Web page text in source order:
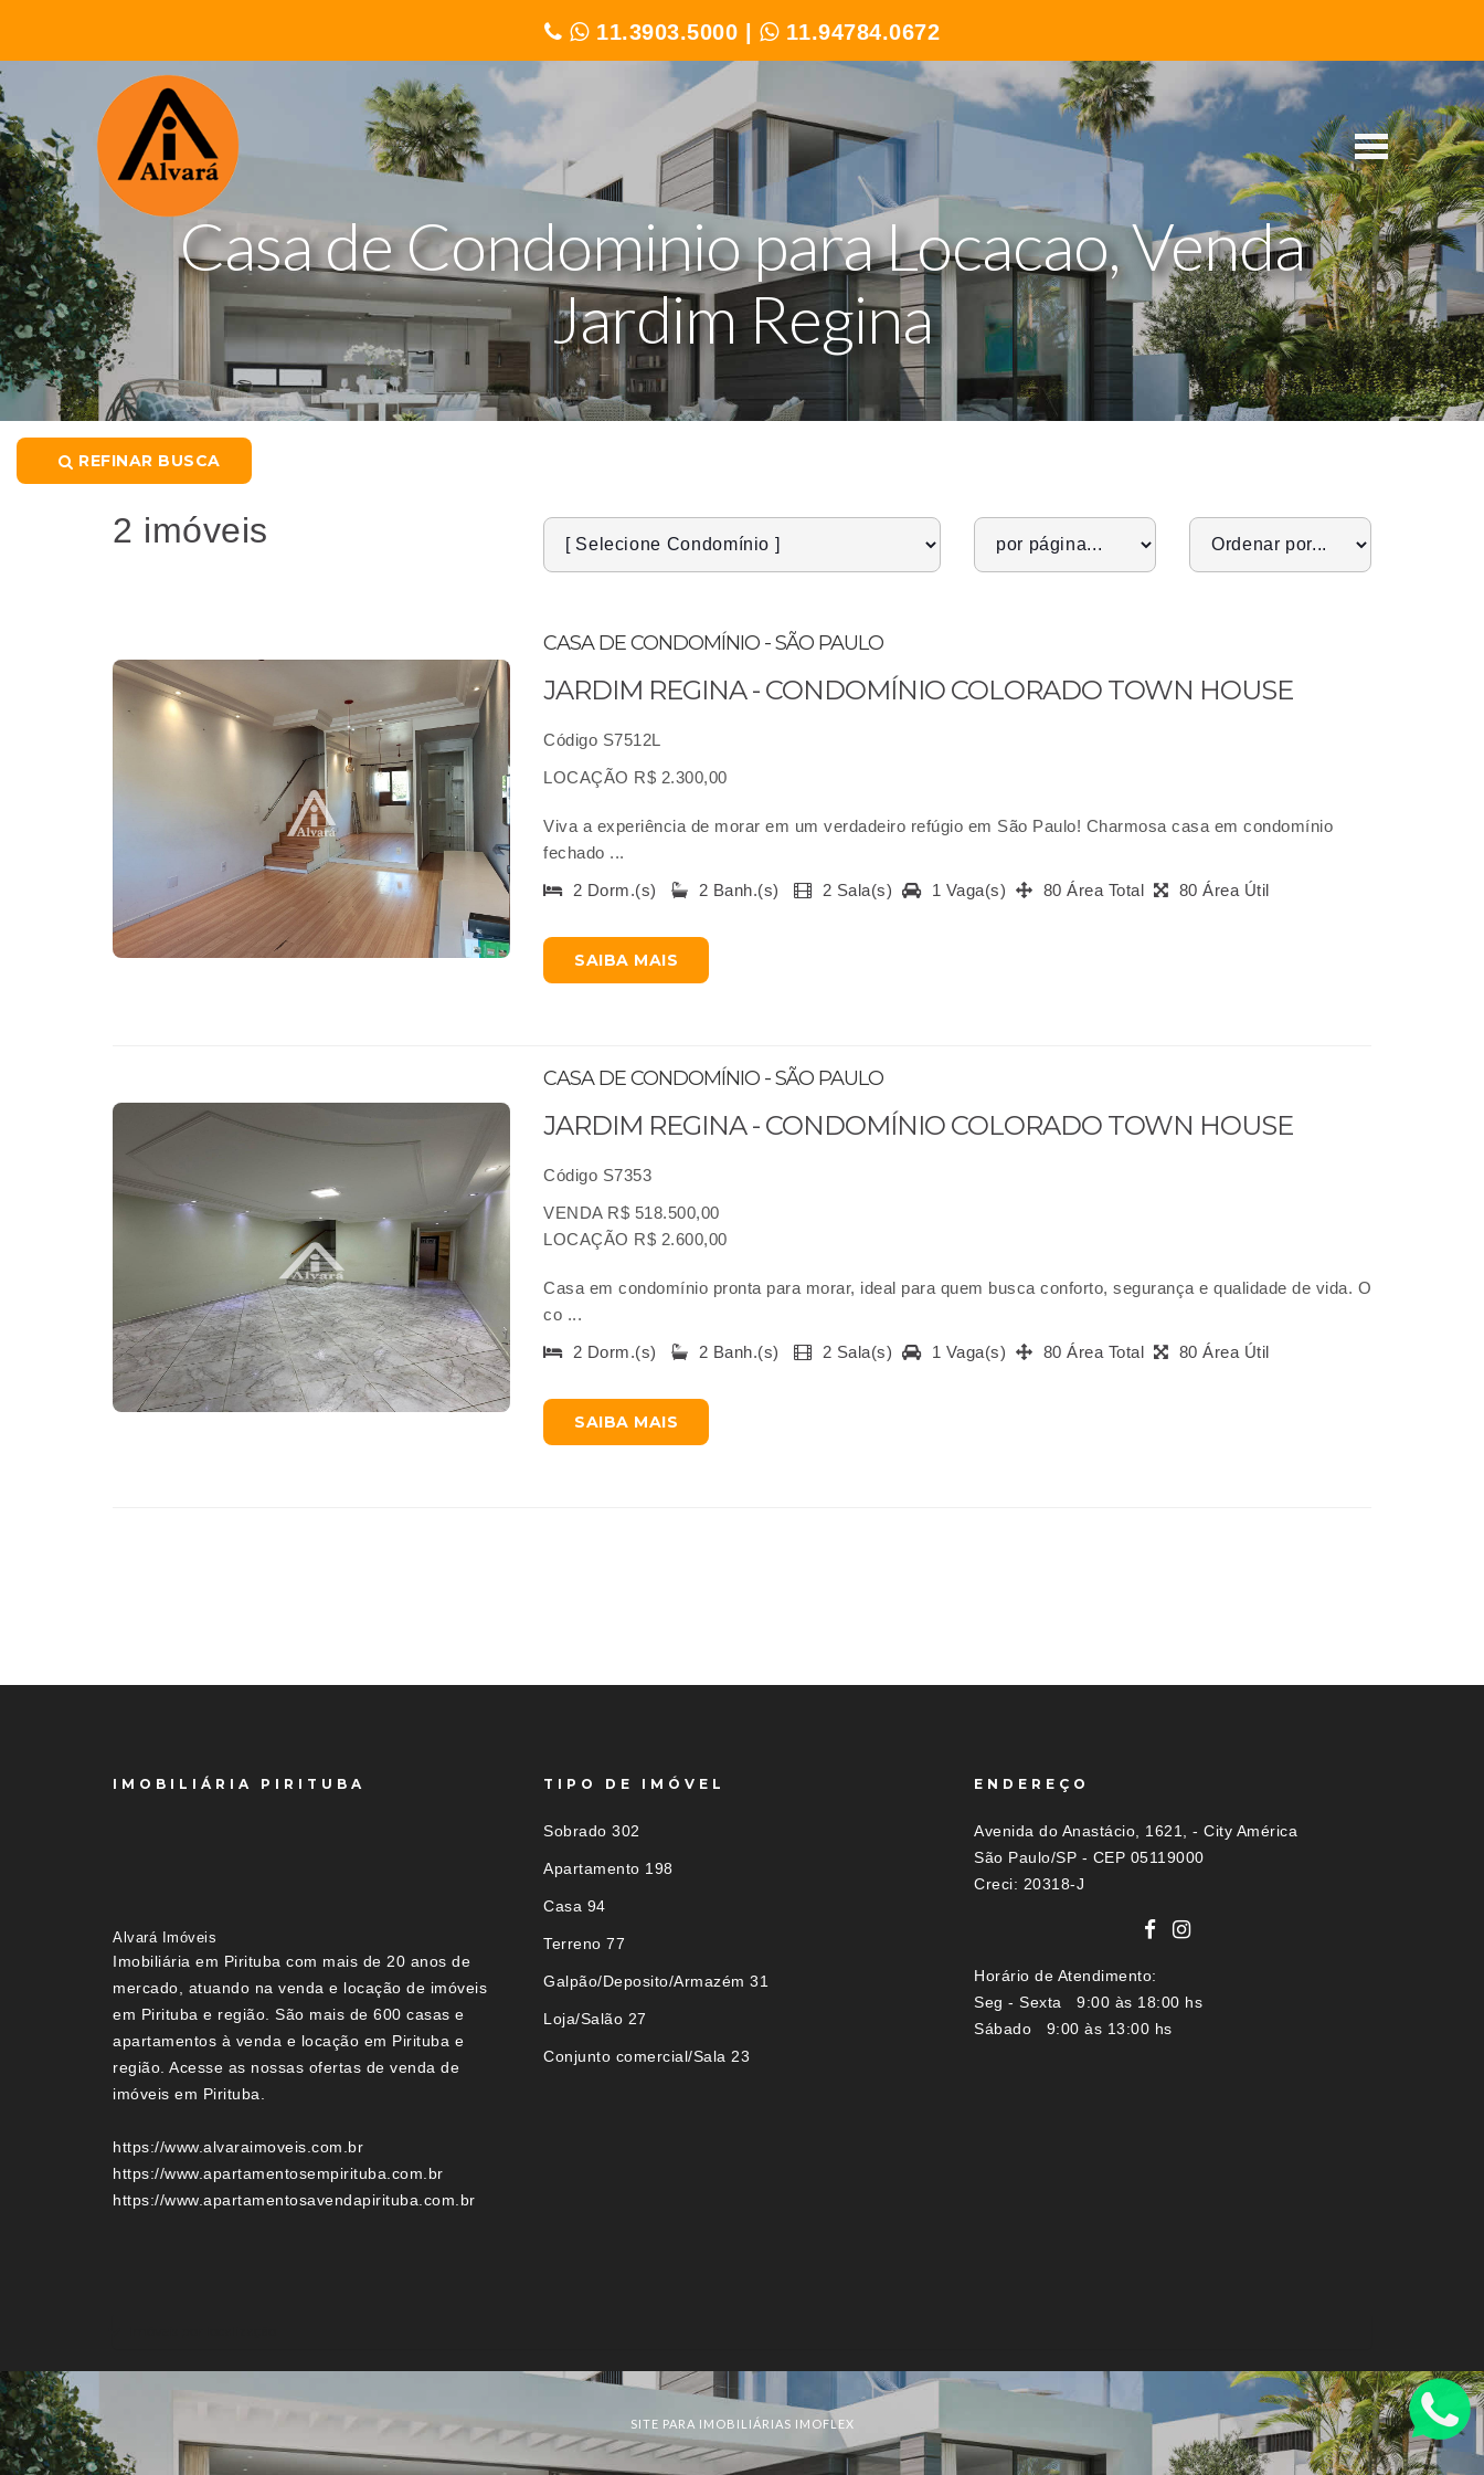
11.3903.5000 11.94784.0672
Casa de Condominio para Locacao, Venda
Jardim Regina
REFINAR BUSCA
2 imóveis
CASA DE CONDOMÍNIO - SÃO PAULO
JARDIM REGINA - CONDOMÍNIO COLORADO TOWN HOUSE
Código S7512L
LOCAÇÃO R$ 2.300,00
Viva a experiência de morar em um verdadeiro refúgio em São Paulo! Charmosa casa em condomínio
fechado ...
2 Dorm.(s)
2 Banh.(s) 2 Sala(s) 1 Vaga(s) 80 Área Total 80 Área Útil
SAIBA MAIS
CASA DE CONDOMÍNIO - SÃO PAULO
JARDIM REGINA - CONDOMÍNIO COLORADO TOWN HOUSE
Código S7353
VENDA R$ 518.500,00
LOCAÇÃO R$ 2.600,00
Casa em condomínio pronta para morar, ideal para quem busca conforto, segurança e qualidade de vida. O
co ...
2 Dorm.(s)
2 Banh.(s) 2 Sala(s) 1 Vaga(s) 80 Área Total 80 Área Útil
SAIBA MAIS
IMOBILIÁRIA PIRITUBA
Alvará Imóveis
Imobiliária em Pirituba com mais de 20 anos de
mercado, atuando na venda e locação de imóveis
em Pirituba e região. São mais de 600 casas e
apartamentos à venda e locação em Pirituba e
região. Acesse as nossas ofertas de venda de
imóveis em Pirituba.
https://www.alvaraimoveis.com.br
https://www.apartamentosempirituba.com.br
https://www.apartamentosavendapirituba.com.br
TIPO DE IMÓVEL
Sobrado 302
Apartamento 198
Casa 94
Terreno 77
Galpão/Deposito/Armazém 31
Loja/Salão 27
Conjunto comercial/Sala 23
ENDEREÇO
Avenida do Anastácio, 1621, - City América
São Paulo/SP - CEP 05119000
Creci: 20318-J
Horário de Atendimento:
Seg - Sexta 9:00 às 18:00 hs
Sábado 9:00 às 13:00 hs
SITE PARA IMOBILIÁRIAS IMOFLEX